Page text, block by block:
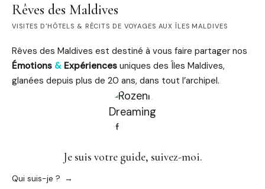
Rêves des Maldives
VISITES D'HÔTELS & RÉCITS DE VOYAGES AUX ÎLES MALDIVES
Rêves des Maldives est destiné à vous faire partager nos
Émotions & Expériences uniques des Îles Maldives,
glanées depuis plus de 20 ans, dans tout l’archipel.
Je suis votre guide, suivez-moi.
Qui suis-je ?